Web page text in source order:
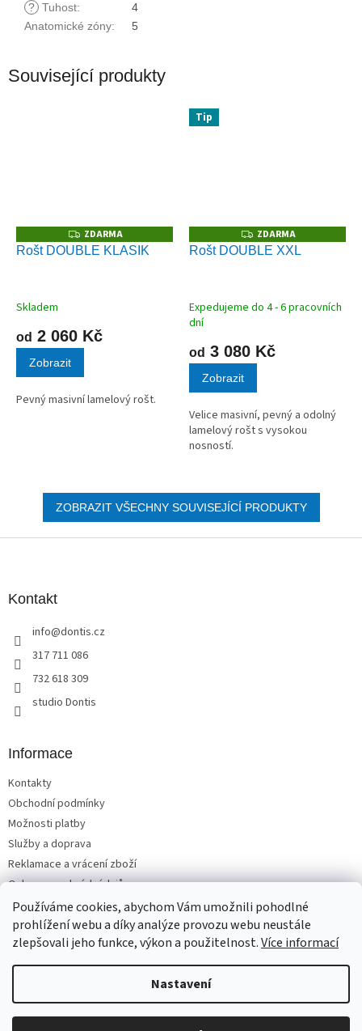
Používáme cookies, abychom Vám umožnili pohodlné
prohlížení webu a díky analýze provozu webu neustále
zlepšovali jeho funkce, výkon a použitelnost.Více informací
Nastavení
? Tuhost:
4
Anatomické zóny: 5
Související produkty
Z
D
A
ZDARMA
Rošt DOUBLE KLASIK
Skladem
od 2 060 Kč
Zobrazit
Pevný masivní lamelový rošt.
Tip
Z
D
A
ZDARMA
Rošt DOUBLE XXL
Expedujeme do 4 - 6 pracovních
dní
od 3 080 Kč
Zobrazit
Velice masivní, pevný a odolný
lamelový rošt s vysokou
nosností.
ZOBRAZIT VŠECHNY SOUVISEJÍCÍ PRODUKTY
Kontakt
info@dontis.cz
317 711 086
732 618 309
studio Dontis
Informace
Kontakty
Obchodní podmínky
Možnosti platby
Služby a doprava
Reklamace a vrácení zboží
Ochrana osobních údajů
Copyright 2026Matrace, postele, nábytek Benešov. Všechna